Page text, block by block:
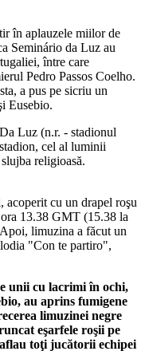
în aplauzele miilor de
Seminário da Luz au
între care
Pedro Passos Coelho.
a pus pe sicriu un
Eusebio.
Luz (n.r. - stadionul
cel al luminii
religioasă.
acoperit cu un drapel roşu
13.38 GMT (15.38 la
limuzina a făcut un
"Con te partiro",
unii cu lacrimi în ochi,
au aprins fumigene
limuzinei negre
eşarfele roşii pe
toţi jucătorii echipei